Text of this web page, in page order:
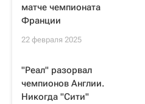
матче чемпионата
Франции
22 февраля 2025
"Реал" разорвал
чемпионов Англии.
Никогда "Сити"